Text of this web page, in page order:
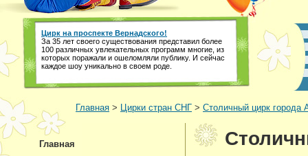
Цирк на проспекте Вернадского!
За 35 лет своего существования представил более
100 различных увлекательных программ многие, из
которых поражали и ошеломляли публику. И сейчас
каждое шоу уникально в своем роде.
Главная > Цирки стран СНГ > Столичный цирк города
Главная